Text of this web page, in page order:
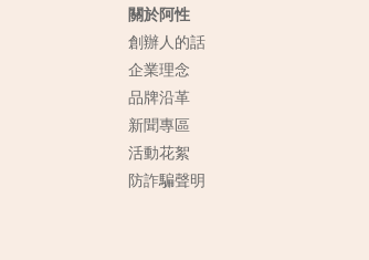
關於阿性
創辦人的話
企業理念
品牌沿革
新聞專區
活動花絮
防詐騙聲明